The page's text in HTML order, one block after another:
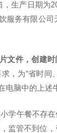
生产日期为
服务有限公
文件，创建
，为“省时间
脑中的上述
学午餐不存
监管不到位